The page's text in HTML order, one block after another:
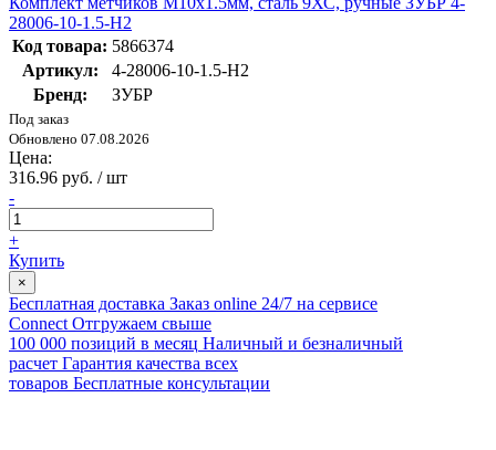
28006-10-1.5-H2
Код товара: 5866374
Артикул:
4-28006-10-1.5-H2
Бренд:
ЗУБР
Под заказ
Обновлено 07.08.2026
Цена:
316.96 руб. / шт
-
+
Купить
×
Бесплатная доставка Заказ online 24/7 на сервисе
Connect Отгружаем свыше
100 000 позиций в месяц Наличный и безналичный
расчет Гарантия качества всех
товаров Бесплатные консультации